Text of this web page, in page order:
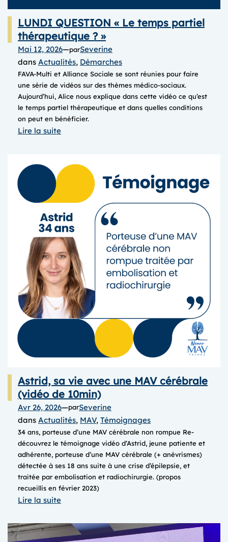
LUNDI QUESTION « Le temps partiel
thérapeutique ? »
Mai 12, 2026—parSeverine
dans Actualités, Démarches
FAVA-Multi et Alliance Sociale se sont réunies pour faire
une série de vidéos sur des thèmes médico-sociaux.
Aujourd’hui, Alice nous explique dans cette vidéo ce qu’est
le temps partiel thérapeutique et dans quelles conditions
on peut en bénéficier.
Lire la suite:
« Le
thérapeutique
? »
Astrid, sa vie avec une MAV cérébrale
(vidéo de 10min)
Avr 26, 2026—parSeverine
dans Actualités, MAV, Témoignages
34 ans, porteuse d’une MAV cérébrale non rompue Re-
découvrez le témoignage vidéo d’Astrid, jeune patiente et
adhérente, porteuse d’une MAV cérébrale (+ anévrismes)
détectée à ses 18 ans suite à une crise d’épilepsie, et
traitée par embolisation et radiochirurgie. (propos
recueillis en février 2023)
Lire la suite:
sa
vie